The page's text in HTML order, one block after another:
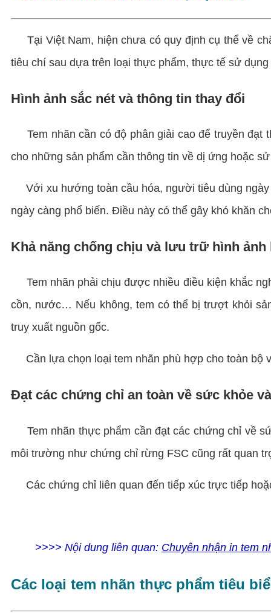
Tại Việt Nam, hiện chưa có quy định cụ thể về
tiêu chí sau dựa trên loại thực phẩm, thực tế sử
Hình ảnh sắc nét và thông tin thay đổi
Tem nhãn cần có độ phân giải cao để truyền đạt
cho những sản phẩm cần thông tin về dị ứng hoặc
Với xu hướng toàn cầu hóa, người tiêu dùng ngày
ngày càng phổ biến. Điều này có thể gây khó khăn
Khả năng chống chịu và lưu trữ hình ảnh
Tem nhãn phải chịu được nhiều điều kiện khắc
cồn, nước… Nếu không, tem có thể bị trượt khỏi
truy xuất nguồn gốc.
Cần lựa chọn loại tem nhãn phù hợp cho toàn bộ
Đạt các chứng chỉ an toàn về sức khỏe
Tem nhãn thực phẩm cần đạt các chứng chỉ về
môi trường như chứng chỉ rừng FSC cũng rất quan
Các chứng chỉ liên quan đến tiếp xúc trực tiếp
>>>> Nội dung liên quan: Chuyên nhận in tem
Các loại tem nhãn thực phẩm tiêu